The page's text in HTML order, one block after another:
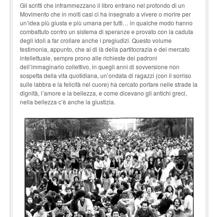
Gli scritti che inframmezzano il libro entrano nel profondo di un
Movimento che in molti casi ci ha insegnato a vivere o morire per
un’idea più giusta e più umana per tutti… in qualche modo hanno
combattuto contro un sistema di speranze e provato con la caduta
degli idoli a far crollare anche i pregiudizi. Questo volume
testimonia, appunto, che al di là della partitocrazia e del mercato
intellettuale, sempre prono alle richieste dei padroni
dell’immaginario collettivo, in quegli anni di sovversione non
sospetta della vita quotidiana, un’ondata di ragazzi (con il sorriso
sulle labbra e la felicità nel cuore) ha cercato portare nelle strade la
dignità, l’amore e la bellezza, e come dicevano gli antichi greci,
nella bellezza c’è anche la giustizia.